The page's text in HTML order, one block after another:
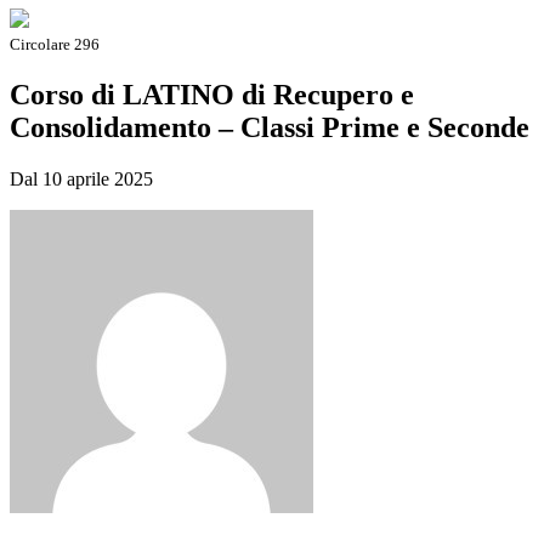
Circolare 296
Corso di LATINO di Recupero e
Consolidamento – Classi Prime e Seconde
Dal 10 aprile 2025